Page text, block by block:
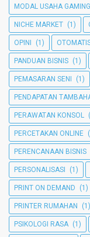
MODAL USAHA GAMING
NICHE MARKET (1)
OPINI (1)
PANDUAN BISNIS (1)
PEMASARAN SENI (1)
PENDAPATAN
PERAWATAN KONSOL
PERCETAKAN ONLINE
PERENCANAAN BISNIS
PERSONALISASI (1)
PRINT ON DEMAND (1)
PRINTER RUMAHAN (1)
PSIKOLOGI RASA (1)